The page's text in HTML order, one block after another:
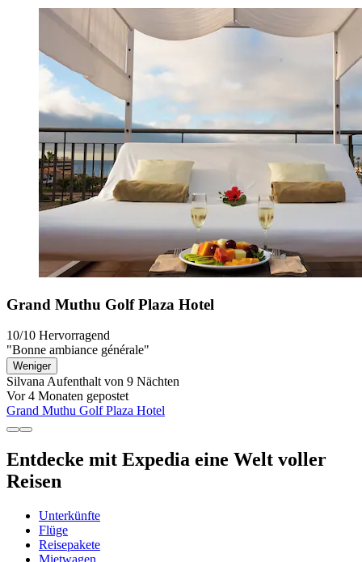
Grand Muthu Golf Plaza Hotel
10/10 Hervorragend
"Bonne ambiance générale"
Weniger
Silvana Aufenthalt von 9 Nächten
Vor 4 Monaten gepostet
Grand Muthu Golf Plaza Hotel
Entdecke mit Expedia eine Welt voller
Reisen
Unterkünfte
Flüge
Reisepakete